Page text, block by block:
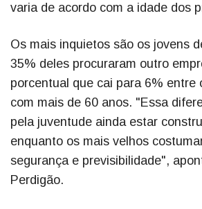
varia de acordo com a idade dos
Os mais inquietos são os jovens
35% deles procuraram outro
porcentual que cai para 6% entre
com mais de 60 anos. "Essa
pela juventude ainda estar
enquanto os mais velhos
segurança e previsibilidade",
Perdigão.